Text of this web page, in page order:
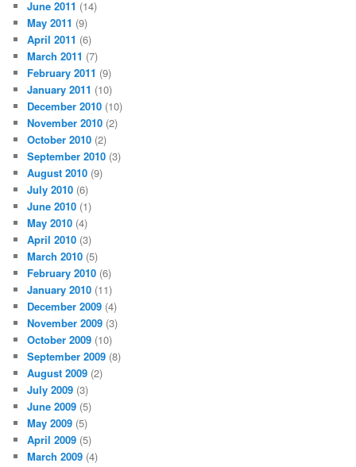
June 2011 (14)
May 2011 (9)
April 2011 (6)
March 2011 (7)
February 2011 (9)
January 2011 (10)
December 2010 (10)
November 2010 (2)
October 2010 (2)
September 2010 (3)
August 2010 (9)
July 2010 (6)
June 2010 (1)
May 2010 (4)
April 2010 (3)
March 2010 (5)
February 2010 (6)
January 2010 (11)
December 2009 (4)
November 2009 (3)
October 2009 (10)
September 2009 (8)
August 2009 (2)
July 2009 (3)
June 2009 (5)
May 2009 (5)
April 2009 (5)
March 2009 (4)